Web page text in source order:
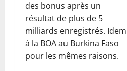
des bonus après un
résultat de plus de 5
milliards enregistrés. Idem
à la BOA au Burkina Faso
pour les mêmes raisons.